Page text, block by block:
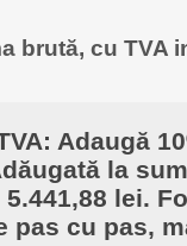
brută, cu TVA
Adaugă
la
5.441,88 lei.
pas cu pas,